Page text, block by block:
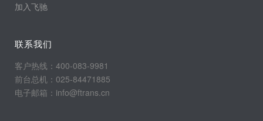
加入飞驰
联系我们
客户热线：400-083-9981
前台总机：025-84471885
电子邮箱：info@ftrans.cn